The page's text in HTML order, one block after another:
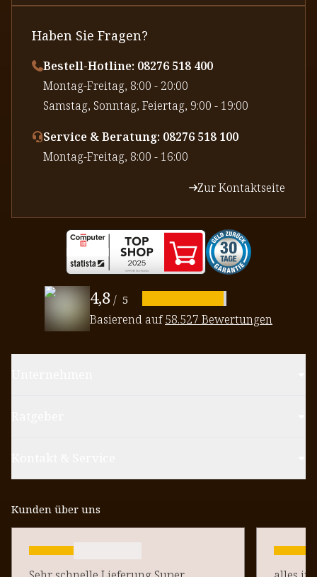
Haben Sie Fragen?
Bestell-Hotline: 08276 518 400
⁠Montag-Freitag, 8:00 - 20:00
⁠Samstag, Sonntag, Feiertag, 9:00 - 19:00
Service & Beratung: 08276 518 100
⁠Montag-Freitag, 8:00 - 16:00
Zur Kontaktseite
4,8/ 5
Basierend auf58.527 Bewertungen
Kunden über uns